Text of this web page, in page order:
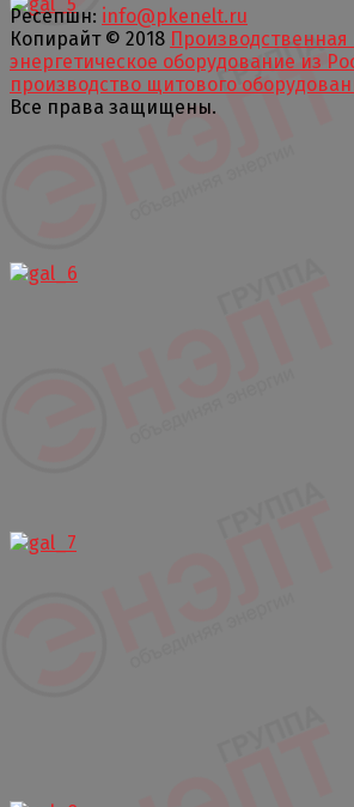
Ресепшн: info@pkenelt.ru
Копирайт © 2018
энергетическое оборудование из
производство щитового
Все права защищены.